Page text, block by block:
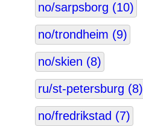
no/sarpsborg (10)
no/trondheim (9)
no/skien (8)
ru/st-petersburg (8)
no/fredrikstad (7)